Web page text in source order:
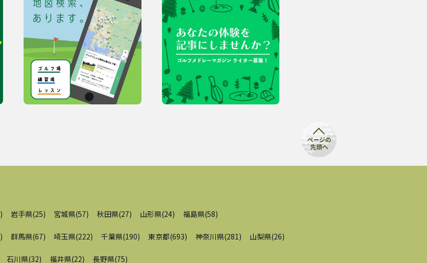
) 岩手県(25) 宮城県(57) 秋田県(27) 山形県(24) 福島県(58)
) 群馬県(67) 埼玉県(222) 千葉県(190) 東京都(693) 神奈川県(281) 山梨県(26)
石川県(32) 福井県(22) 長野県(75)